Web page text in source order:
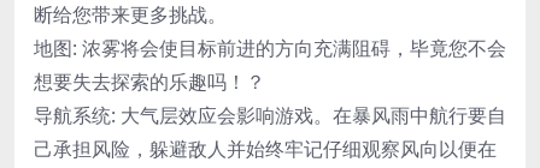
断给您带来更多挑战。
地图: 浓雾将会使目标前进的方向充满阻碍，毕竟您不会
想要失去探索的乐趣吗！？
导航系统: 大气层效应会影响游戏。在暴风雨中航行要自
己承担风险，躲避敌人并始终牢记仔细观察风向以便在